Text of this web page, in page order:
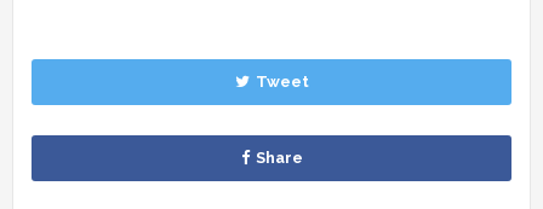
Tweet
Share